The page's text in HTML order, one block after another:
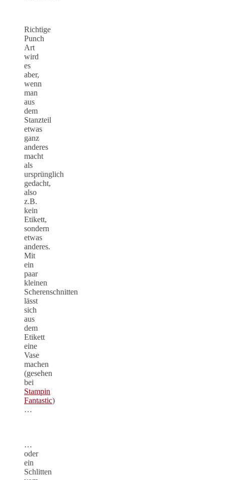
Richtige
Punch
Art
wird
es
aber,
wenn
man
aus
dem
Stanzteil
etwas
ganz
anderes
macht
als
ursprünglich
gedacht,
also
z.B.
kein
Etikett,
sondern
etwas
anderes.
Mit
ein
paar
kleinen
Scherenschnitten
lässt
sich
aus
dem
Etikett
eine
Vase
machen
(gesehen
bei
Stampin
Fantastic)
…
…
oder
ein
Schlitten